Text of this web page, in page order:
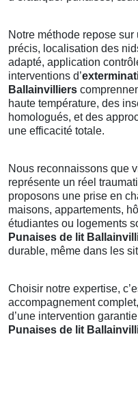
Notre méthode repose
précis, localisation des
adapté, application
interventions d’
Ballainvilliers
haute température, des
homologués, et des
une efficacité totale.
Nous reconnaissons que
représente un réel
proposons une prise en
maisons, appartements,
étudiantes ou logements
Punaises de lit
durable, même dans les
Choisir notre expertise,
accompagnement
d’une intervention
Punaises de lit